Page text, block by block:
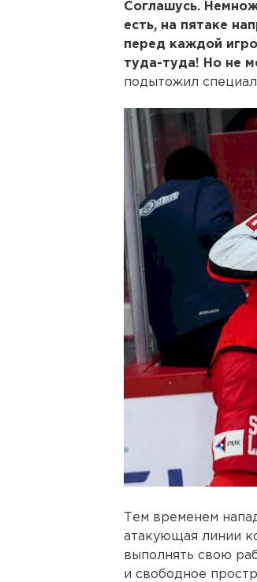
Соглашусь.
есть, на пятаке
перед каждой
туда-туда! Но не
подытожил
Тем временем
атакующая линии
выполнять свою
и свободное